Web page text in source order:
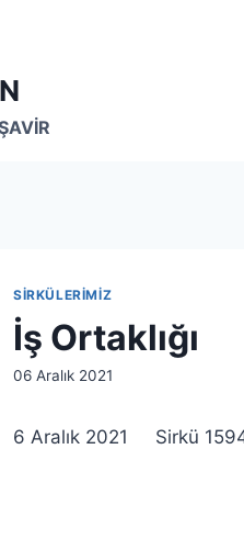
SIRKÜLERIMIZ
İş Ortaklığı
By
06 Aralık 2021
6 Aralık 2021 Sirkü